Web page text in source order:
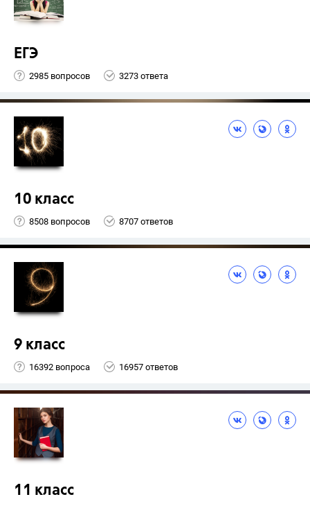
ЕГЭ
2985 вопросов 3273 ответа
10 класс
8508 вопросов 8707 ответов
9 класс
16392 вопроса 16957 ответов
11 класс